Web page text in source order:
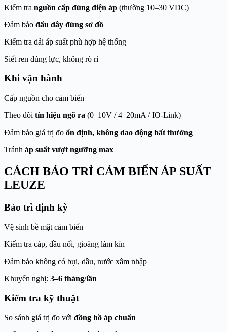
Kiểm tra nguồn cấp đúng điện áp (thường 10–30 VDC)
Đảm bảo đấu dây đúng sơ đồ
Kiểm tra dải áp suất phù hợp hệ thống
Siết ren đúng lực, không rò rỉ
Khi vận hành
Cấp nguồn cho cảm biến
Theo dõi tín hiệu ngõ ra (0–10V / 4–20mA / IO-Link)
Đảm bảo giá trị đo ổn định, không dao động bất thường
Tránh áp suất vượt ngưỡng max
CÁCH BẢO TRÌ CẢM BIẾN ÁP SUẤT
LEUZE
Bảo trì định kỳ
Vệ sinh bề mặt cảm biến
Kiểm tra cáp, đầu nối, gioăng làm kín
Đảm bảo không có bụi, dầu, nước xâm nhập
Khuyến nghị: 3–6 tháng/lần
Kiểm tra kỹ thuật
So sánh giá trị đo với đồng hồ áp chuẩn